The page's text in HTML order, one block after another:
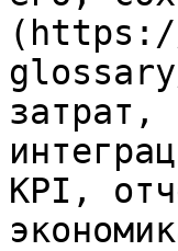
затрат,
KPI,